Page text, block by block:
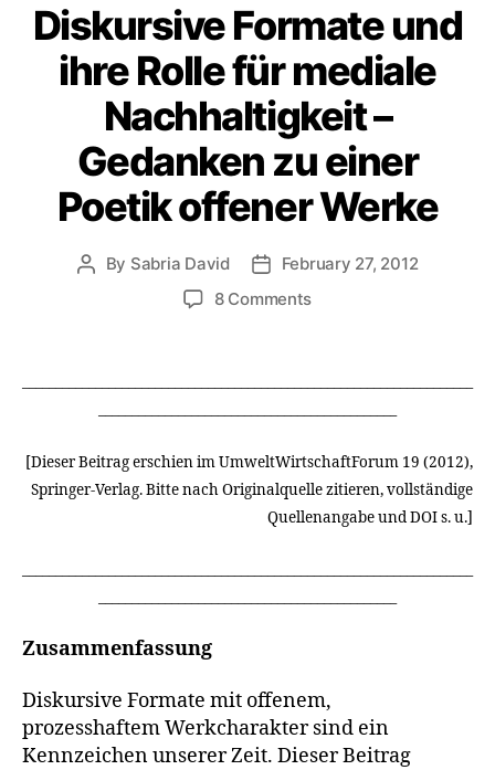
Diskursive Formate und
ihre Rolle für mediale
Nachhaltigkeit –
Gedanken zu einer
Poetik offener Werke
Post
By Sabria David
PostFebruary 27, 2012
8 Commentson
ihre
Rolle
mediale
Nachhaltigkeit
–
[Dieser Beitrag erschien im UmweltWirtschaftForum 19 (2012),
Springer-Verlag. Bitte nach Originalquelle zitieren, vollständige
Quellenangabe und DOI s. u.]
Zusammenfassung
Diskursive Formate mit offenem,
prozesshaftem Werkcharakter sind ein
Kennzeichen unserer Zeit. Dieser Beitrag